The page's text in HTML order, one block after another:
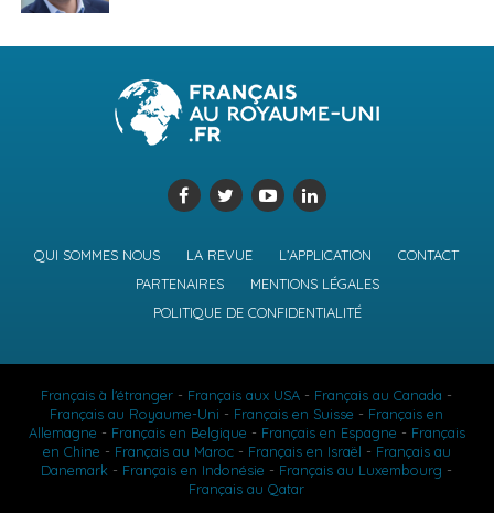
QUI SOMMES NOUS LA REVUE L’APPLICATION
CONTACT
PARTENAIRES
MENTIONS LÉGALES
POLITIQUE DE CONFIDENTIALITÉ
Français à l'étranger - Français aux USA - Français au Canada -
Français au Royaume-Uni - Français en Suisse - Français en
Allemagne - Français en Belgique - Français en Espagne - Français
en Chine - Français au Maroc- Français en Israël - Français au
Danemark - Français en Indonésie - Français au Luxembourg -
Français au Qatar